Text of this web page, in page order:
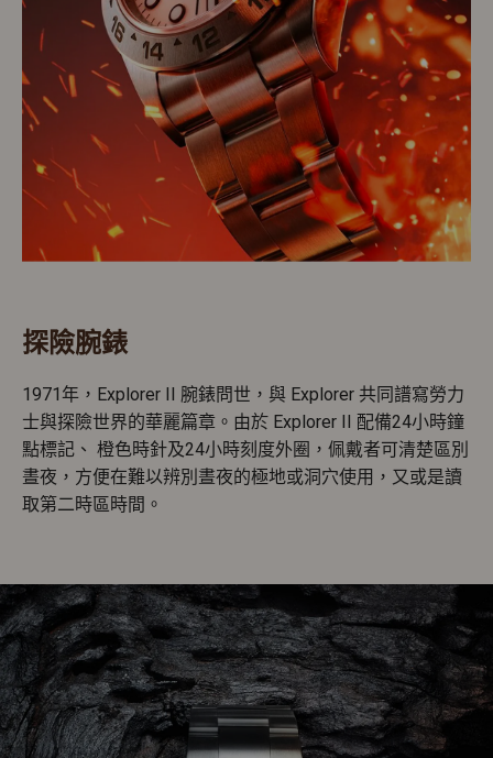
探險腕錶
1971年，Explorer II 腕錶問世，與 Explorer 共同譜寫勞力
士與探險世界的華麗篇章。由於 Explorer II 配備24小時鐘
點標記、 橙色時針及24小時刻度外圈，佩戴者可清楚區別
晝夜，方便在難以辨別晝夜的極地或洞穴使用，又或是讀
取第二時區時間。